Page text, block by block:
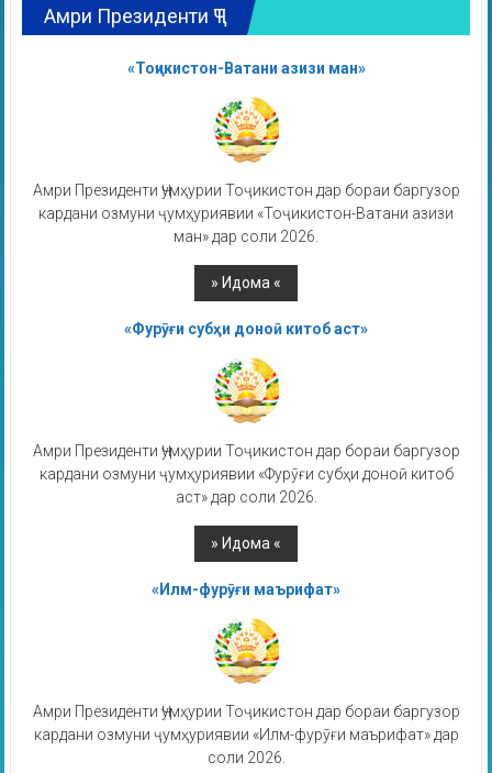
Амри Президенти ҶТ
«Тоҷикистон-Ватани азизи ман»
Амри Президенти Ҷумҳурии Тоҷикистон дар бораи баргузор
кардани озмуни ҷумҳуриявии «Тоҷикистон-Ватани азизи
ман» дар соли 2026.
«Фурӯғи субҳи доноӣ китоб аст»
Амри Президенти Ҷумҳурии Тоҷикистон дар бораи баргузор
кардани озмуни ҷумҳуриявии «Фурӯғи субҳи доноӣ китоб
аст» дар соли 2026.
«Илм-фурӯғи маърифат»
Амри Президенти Ҷумҳурии Тоҷикистон дар бораи баргузор
кардани озмуни ҷумҳуриявии «Илм-фурӯғи маърифат» дар
соли 2026.